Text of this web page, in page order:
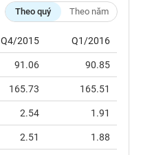
Theo quý Theo năm
Q4/2015 Q1/2016
91.06 90.85
165.73 165.51
2.54 1.91
2.51 1.88